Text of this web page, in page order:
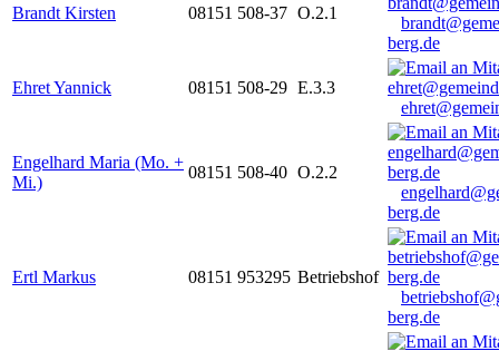
Brandt Kirsten 08151 508-37 O.2.1
berg.de
Ehret Yannick 08151 508-29 E.3.3
Engelhard Maria (Mo. +
Mi.)
08151 508-40 O.2.2
berg.de
Ertl Markus 08151 953295 Betriebshof
berg.de